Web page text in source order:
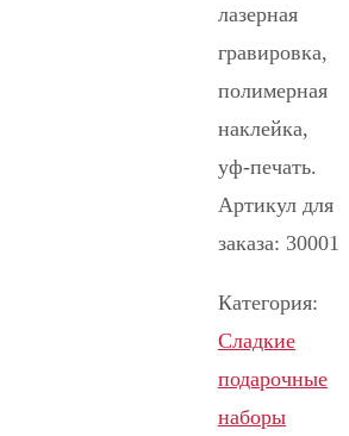
лазерная
гравировка,
полимерная
наклейка,
уф-печать.
Артикул для
заказа: 30001
Категория:
Сладкие
подарочные
наборы